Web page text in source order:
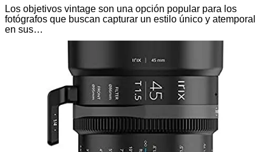
Los objetivos vintage son una opción popular para los
fotógrafos que buscan capturar un estilo único y atemporal
en sus…